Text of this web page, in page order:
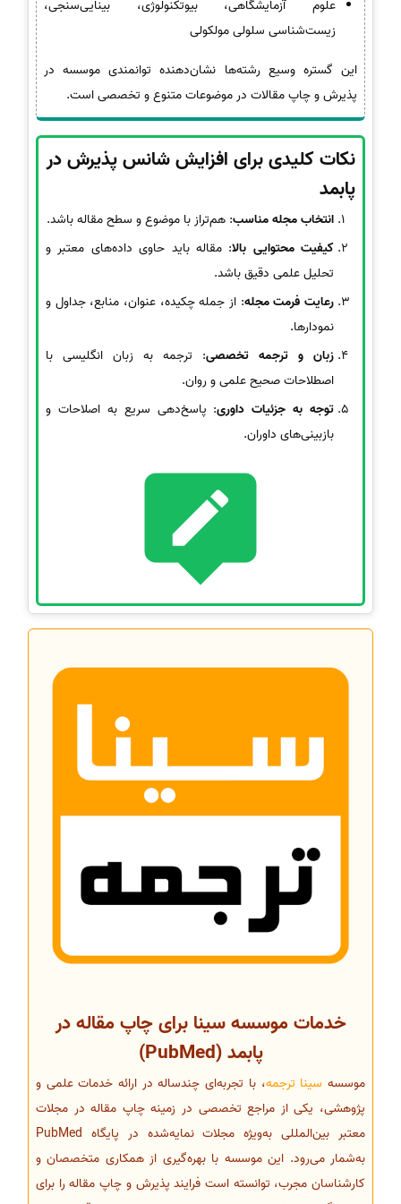
علوم آزمایشگاهی، بیوتکنولوژی، بینایی‌سنجی،
زیست‌شناسی سلولی مولکولی
این گستره وسیع رشته‌ها نشان‌دهنده توانمندی موسسه در
پذیرش و چاپ مقالات در موضوعات متنوع و تخصصی است.
نکات کلیدی برای افزایش شانس پذیرش در
پابمد
انتخاب مجله مناسب: هم‌تراز با موضوع و سطح مقاله باشد.
کیفیت محتوایی بالا: مقاله باید حاوی داده‌های معتبر و
تحلیل علمی دقیق باشد.
رعایت فرمت مجله: از جمله چکیده، عنوان، منابع، جداول و
نمودارها.
زبان و ترجمه تخصصی: ترجمه به زبان انگلیسی با
اصطلاحات صحیح علمی و روان.
توجه به جزئیات داوری: پاسخ‌دهی سریع به اصلاحات و
بازبینی‌های داوران.
خدمات موسسه سینا برای چاپ مقاله در
پابمد (PubMed)
موسسه سینا ترجمه، با تجربه‌ای چندساله در ارائه خدمات علمی و
پژوهشی، یکی از مراجع تخصصی در زمینه چاپ مقاله در مجلات
معتبر بین‌المللی به‌ویژه مجلات نمایه‌شده در پایگاه PubMed
به‌شمار می‌رود. این موسسه با بهره‌گیری از همکاری متخصصان و
کارشناسان مجرب، توانسته است فرایند پذیرش و چاپ مقاله را برای